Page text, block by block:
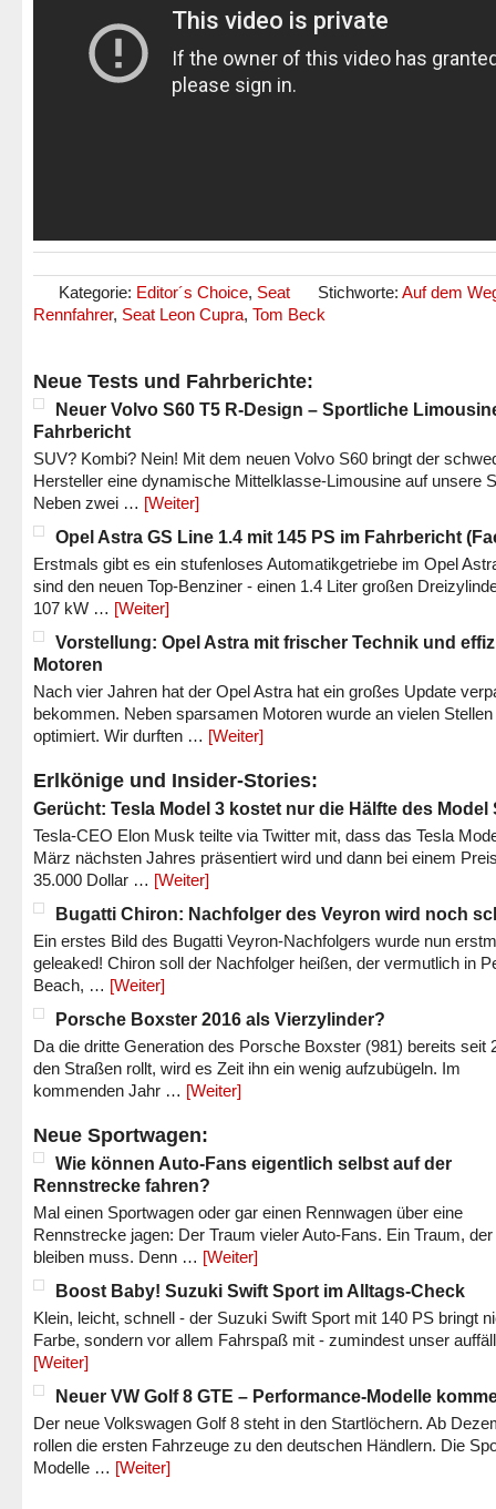
Kategorie: Editor´s Choice, Seat Stichworte: Auf dem
Rennfahrer, Seat Leon Cupra, Tom Beck
Neue Tests und Fahrberichte:
Neuer Volvo S60 T5 R-Design – Sportliche
Fahrbericht
SUV? Kombi? Nein! Mit dem neuen Volvo S60 bringt der
Hersteller eine dynamische Mittelklasse-Limousine auf unsere
Neben zwei … [Weiter]
Opel Astra GS Line 1.4 mit 145 PS im Fahrbericht
Erstmals gibt es ein stufenloses Automatikgetriebe im Opel
sind den neuen Top-Benziner - einen 1.4 Liter großen
107 kW … [Weiter]
Vorstellung: Opel Astra mit frischer Technik und
Motoren
Nach vier Jahren hat der Opel Astra hat ein großes Update
bekommen. Neben sparsamen Motoren wurde an vielen Stellen
optimiert. Wir durften … [Weiter]
Erlkönige und Insider-Stories:
Gerücht: Tesla Model 3 kostet nur die Hälfte des Model
Tesla-CEO Elon Musk teilte via Twitter mit, dass das Tesla
März nächsten Jahres präsentiert wird und dann bei einem
35.000 Dollar … [Weiter]
Bugatti Chiron: Nachfolger des Veyron wird noch
Ein erstes Bild des Bugatti Veyron-Nachfolgers wurde nun
geleaked! Chiron soll der Nachfolger heißen, der vermutlich in
Beach, … [Weiter]
Porsche Boxster 2016 als Vierzylinder?
Da die dritte Generation des Porsche Boxster (981) bereits seit
den Straßen rollt, wird es Zeit ihn ein wenig aufzubügeln. Im
kommenden Jahr … [Weiter]
Neue Sportwagen:
Wie können Auto-Fans eigentlich selbst auf der
Rennstrecke fahren?
Mal einen Sportwagen oder gar einen Rennwagen über eine
Rennstrecke jagen: Der Traum vieler Auto-Fans. Ein Traum,
bleiben muss. Denn … [Weiter]
Boost Baby! Suzuki Swift Sport im Alltags-Check
Klein, leicht, schnell - der Suzuki Swift Sport mit 140 PS bringt
Farbe, sondern vor allem Fahrspaß mit - zumindest unser
[Weiter]
Neuer VW Golf 8 GTE – Performance-Modelle
Der neue Volkswagen Golf 8 steht in den Startlöchern. Ab
rollen die ersten Fahrzeuge zu den deutschen Händlern. Die
Modelle … [Weiter]